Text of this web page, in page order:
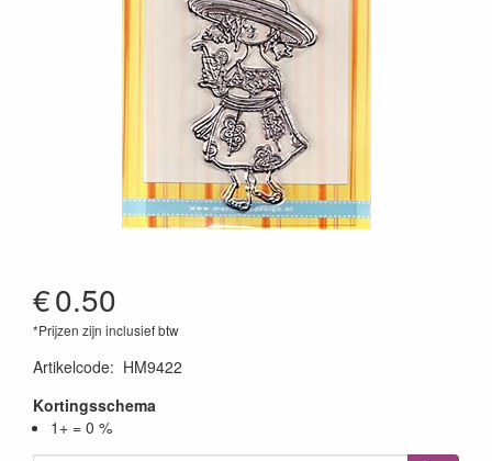
€0.50
*Prijzen zijn inclusief btw
Artikelcode: HM9422
Kortingsschema
1+ = 0 %